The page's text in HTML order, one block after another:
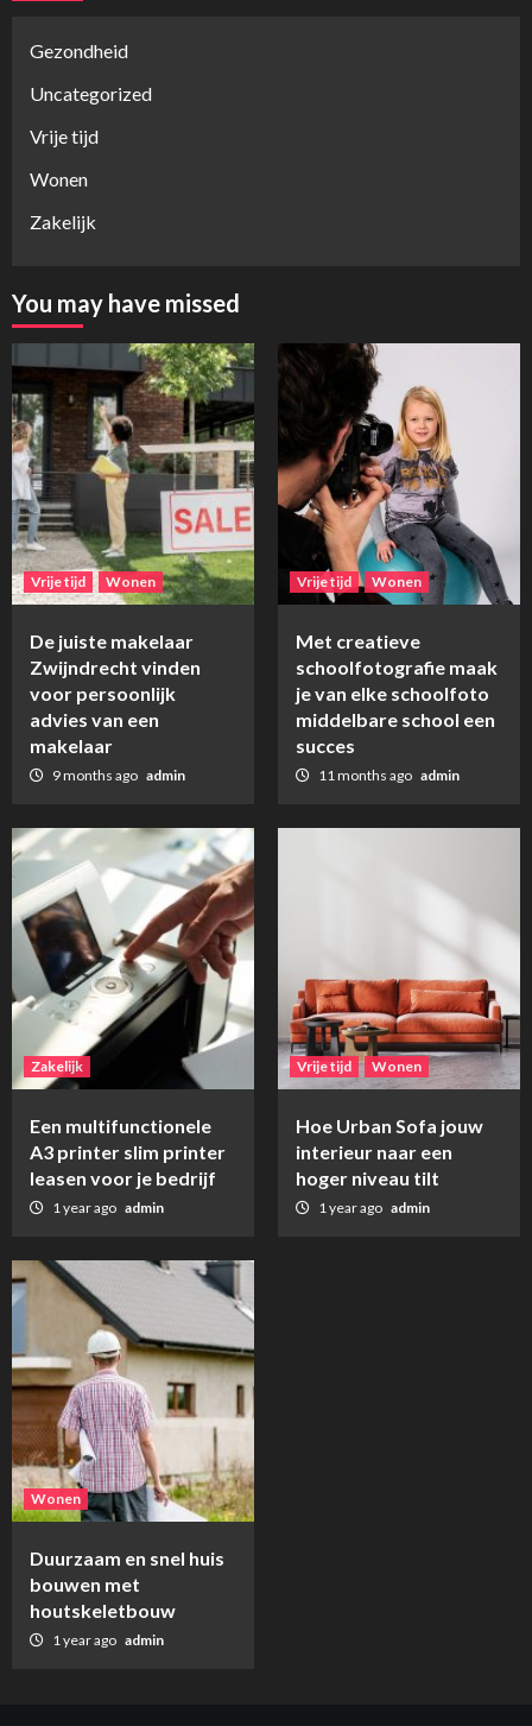
Gezondheid
Uncategorized
Vrije tijd
Wonen
Zakelijk
You may have missed
Vrije tijd Wonen
De juiste makelaar
Zwijndrecht vinden
voor persoonlijk
advies van een
makelaar
9 months ago admin
Vrije tijd Wonen
Met creatieve
schoolfotografie maak
je van elke schoolfoto
middelbare school een
succes
11 months ago admin
Zakelijk
Een multifunctionele
A3 printer slim printer
leasen voor je bedrijf
1 year ago admin
Vrije tijd Wonen
Hoe Urban Sofa jouw
interieur naar een
hoger niveau tilt
1 year ago admin
Wonen
Duurzaam en snel huis
bouwen met
houtskeletbouw
1 year ago admin